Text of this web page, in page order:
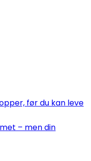
før du kan leve
– men din